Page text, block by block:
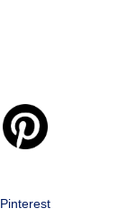
Pinterest